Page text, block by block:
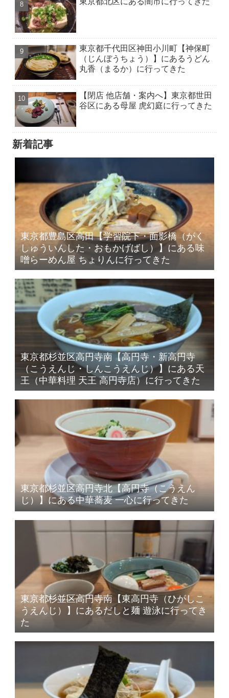
東京都千代田区神田小川町【神保町
（じんぼうちょう）】にあるうどん
丸香（まるか）に行ってきた
【閉店 他店舗・案内へ】東京都世田
谷区にある母屋 虎幻庭に行ってきた
新着記事
東京都豊島区高田【学習院下・面影橋（がく
しゅういんした・おもかげばし）】にある味
噌らーめん屋 ちょりんに行ってきた
東京都杉並区高円寺南【高円寺・新高円寺
（こうえんじ・しんこうえんじ）】にある天
王（中華料理 天王 高円寺店）に行ってきた
東京都杉並区高円寺北【高円寺（こうえん
じ）】にある中華蕎麦 一心に行ってきた
東京都杉並区高円寺南【東高円寺（ひがしこ
うえんじ）】にあるだしと麺 遊泳に行ってき
た